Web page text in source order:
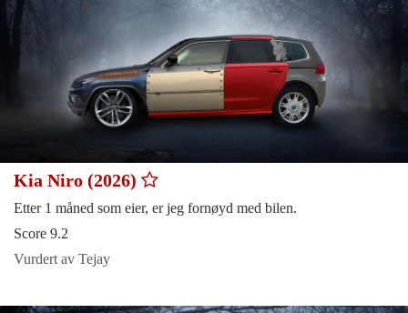
Kia Niro (2026)
Etter 1 måned som eier, er jeg fornøyd med bilen.
Score 9.2
Vurdert av Tejay